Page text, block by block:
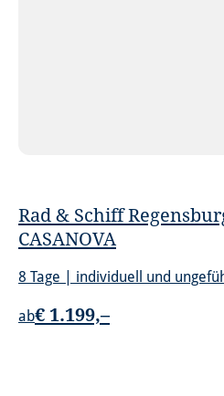
Rad & Schiff
CASANOVA
8 Tage | individuell und
ab€ 1.199,–